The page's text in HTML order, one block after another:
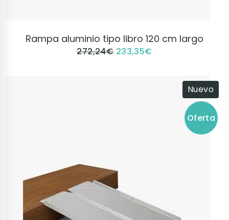
VER PRODUCTO
Rampa aluminio tipo libro 120 cm largo
272,24€ 233,35€
Oferta
Nuevo